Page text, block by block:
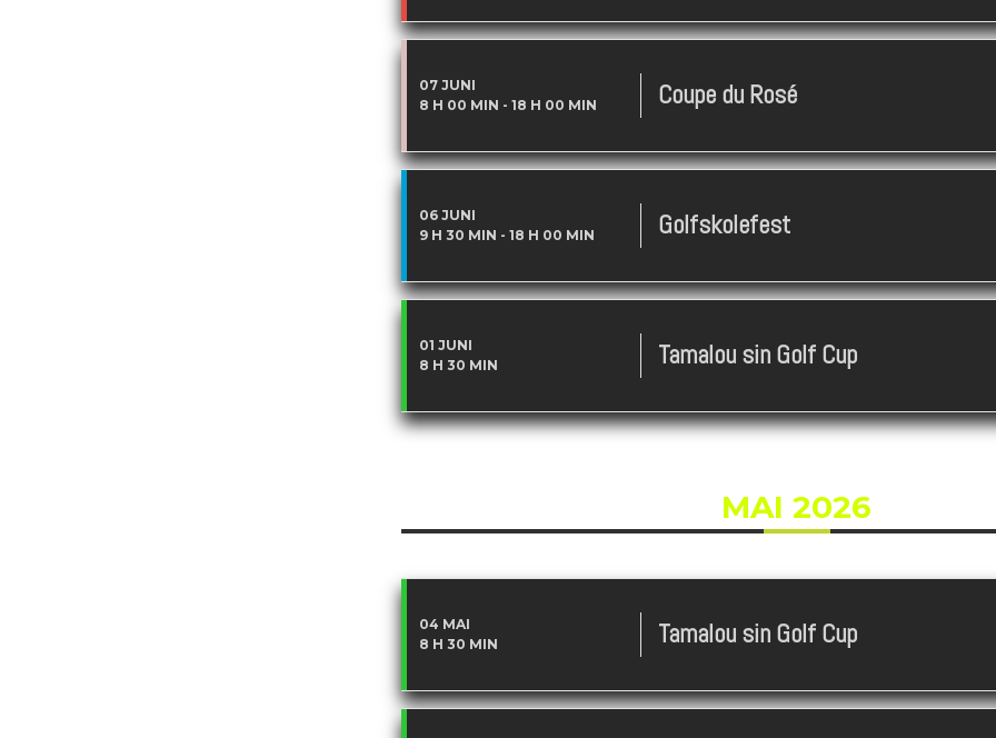
07 JUNI
8 H 00 MIN - 18 H 00 MIN Coupe du Rosé
06 JUNI
9 H 30 MIN - 18 H 00 MIN Golfskolefest
01 JUNI
8 H 30 MIN
Tamalou sin Golf Cup
MAI 2026
04 MAI
8 H 30 MIN
Tamalou sin Golf Cup